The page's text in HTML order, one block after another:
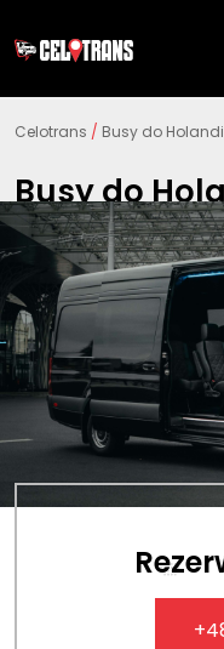
Celotrans / Busy do
Busy do
Jeśli planujesz podróż
idealne rozwiązanie.
bezpieczne
właśnie dla Ciebie!